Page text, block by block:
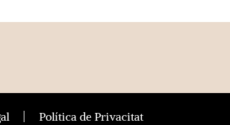
Política de Privacitat